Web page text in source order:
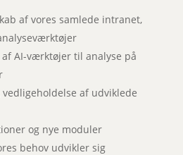
af vores samlede intranet,
AI-værktøjer til analyse på
af udviklede
og nye moduler
behov udvikler sig